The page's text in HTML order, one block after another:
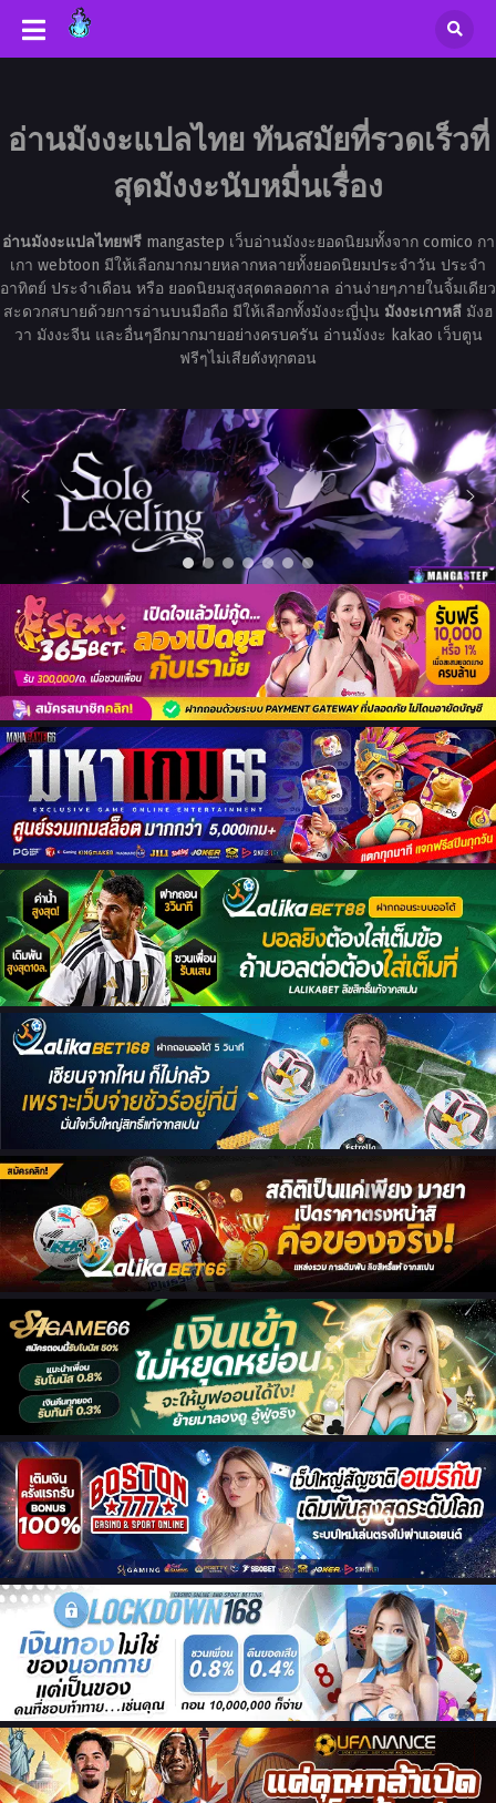
อ่านมังงะแปลไทย ทันสมัยที่รวดเร็วที่
สุดมังงะนับหมื่นเรื่อง
อ่านมังงะแปลไทยฟรีmangastep เว็บอ่านมังงะยอดนิยมทั้งจาก comico กา
เกา webtoon มีให้เลือกมากมายหลากหลายทั้งยอดนิยมประจำวัน ประจำ
อาทิตย์ ประจำเดือน หรือ ยอดนิยมสูงสุดตลอดกาล อ่านง่ายๆภายในจิ้มเดียว
สะดวกสบายด้วยการอ่านบนมือถือ มีให้เลือกทั้งมังงะญี่ปุ่น มังงะเกาหลีมังฮ
วา มังงะจีน และอื่นๆอีกมากมายอย่างครบครัน อ่านมังงะ kakao เว็บตูน
ฟรีๆไม่เสียตังทุกตอน